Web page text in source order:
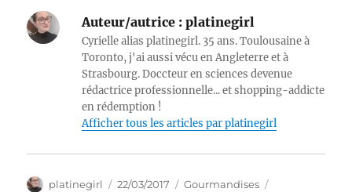
Auteur/autrice : platinegirl
Cyrielle alias platinegirl. 35 ans. Toulousaine à
Toronto, j'ai aussi vécu en Angleterre et à
Strasbourg. Doccteur en sciences devenue
rédactrice professionnelle... et shopping-addicte
en rédemption !
Afficher tous les articles par platinegirl
Auteur
platinegirl
Publié
22/03/2017 Catégories
Gourmandises